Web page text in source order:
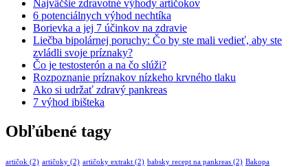
Najväčšie zdravotné výhody artičokov
6 potenciálnych výhod nechtíka
Borievka a jej 7 účinkov na zdravie
Liečba bipolárnej poruchy: Čo by ste mali vedieť, aby ste
zvládli svoje príznaky?
Čo je testosterón a na čo slúži?
Rozpoznanie príznakov nízkeho krvného tlaku
Ako si udržať zdravý pankreas
7 výhod ibišteka
Obľúbené tagy
artičok (2) artičoky (2) artičoky extrakt (2) babsky recept na pankreas (2) Bakopa